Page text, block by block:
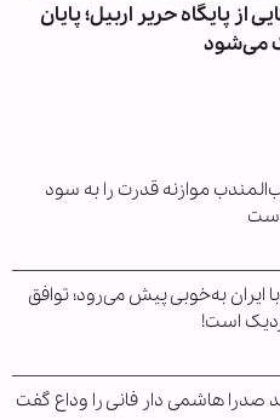
پایگاه حریر اربیل؛ پایان
می‌شود
موازنه قدرت را به سود
ایران به‌خوبی پیش می‌رود؛ توافق
است!
صدرا هاشمی دار فانی را وداع گفت